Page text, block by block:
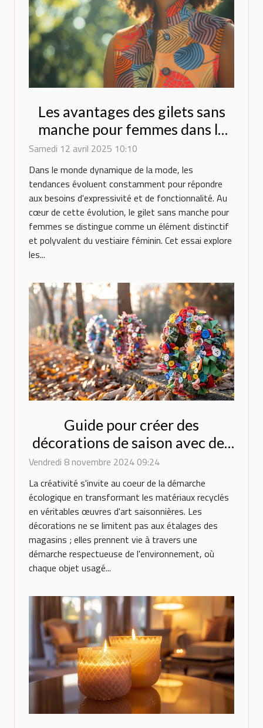
Les avantages des gilets sans
manche pour femmes dans la
mode contemporaine
Samedi 12 avril 2025 10:10
Dans le monde dynamique de la mode, les
tendances évoluent constamment pour répondre
aux besoins d'expressivité et de fonctionnalité. Au
cœur de cette évolution, le gilet sans manche pour
femmes se distingue comme un élément distinctif
et polyvalent du vestiaire féminin. Cet essai explore
les...
Guide pour créer des
décorations de saison avec des
matériaux recyclés
Vendredi 8 novembre 2024 09:24
La créativité s'invite au coeur de la démarche
écologique en transformant les matériaux recyclés
en véritables œuvres d'art saisonnières. Les
décorations ne se limitent pas aux étalages des
magasins ; elles prennent vie à travers une
démarche respectueuse de l'environnement, où
chaque objet usagé...